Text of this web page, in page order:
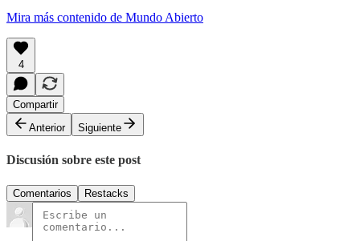
Mira más contenido de Mundo Abierto
4
Compartir
Anterior
Siguiente
Discusión sobre este post
Comentarios Restacks